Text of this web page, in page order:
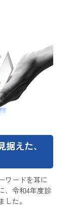
えた、
ワードを耳に
、令和4年度診
た。